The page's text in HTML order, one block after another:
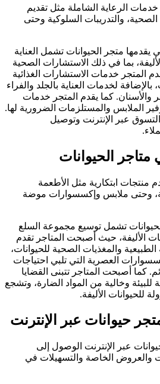
الرعاية الشاملة مثل تقديم
الصحية، والتدريبات السلوكية وحتى
يقدمها متجر الحيوانات تشمل العناية
بما في ذلك الاستشارات الصحية
المتجر خدمات الاستشارات الغذائية
بالإضافة لخدمات العناية بالجلد والفراء
والأسنان. كما يقدم المتجر خدمات
الملابس والمستلزمات الضرورية لها.
عبر الإنترنت وتوصيل
الحيوانات
منتجات ابتكارية مثل الأطعمة
وحتى ملابس وإكسسوارات موضة
تشمل توسيع مجموعة السلع
الأليفة، حيث أصبحت المتاجر تقدم
والمغذيات الصحية للحيوانات،
العصرية التي تلبي احتياجات
كما أصبحت المتاجر تتبنى القضايا
للبيئة وخالية من المواد الضارة، وتشجع
للحيوانات الأليفة.
حيوانات عبر الإنترنت
عبر الإنترنت الوصول إلى
والعروض الخاصة والتسهيلات في